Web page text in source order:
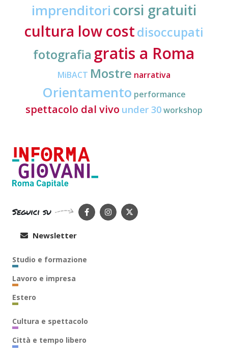
imprenditori corsi gratuiti
cultura low costdisoccupati
fotografia gratis a Roma
MiBACT Mostre narrativa
Orientamento performance
spettacolo dal vivo under 30workshop
Seguici su
Newsletter
Studio e formazione
Lavoro e impresa
Estero
Cultura e spettacolo
Città e tempo libero